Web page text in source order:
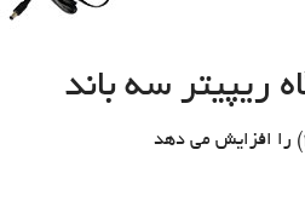
ریپیتر سه باند